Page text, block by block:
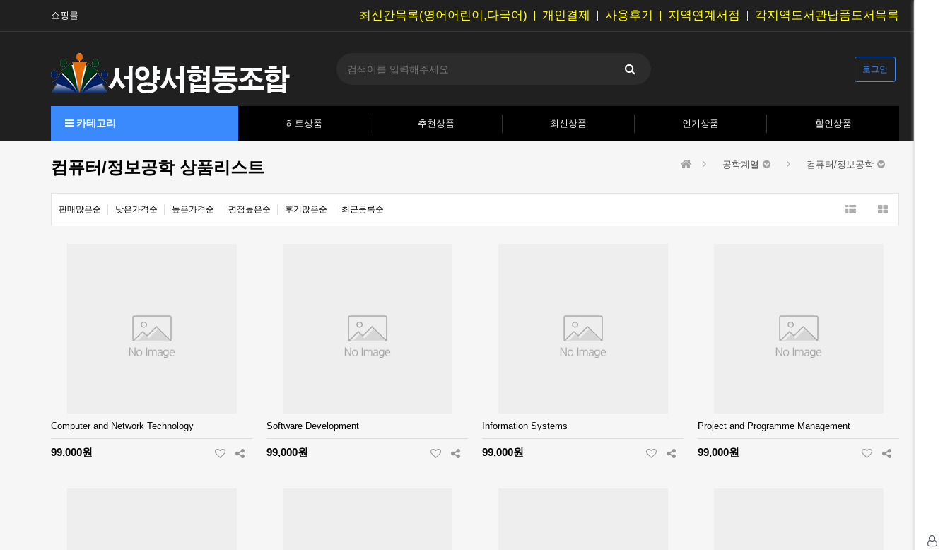
쇼핑몰 최신간목록(영어어린이,다국어) 개인결제 사용후기 지역연계서점 각지역도서관납품도서목록
로그인
카테고리 히트상품 추천상품 최신상품 인기상품 할인상품
컴퓨터/정보공학 상품리스트 공학계열 컴퓨터/정보공학
판매많은순 낮은가격순 높은가격순 평점높은순 후기많은순 최근등록순
Computer and Network Technology
99,000원
Software Development
99,000원
Information Systems
99,000원
Project and Programme Management
99,000원